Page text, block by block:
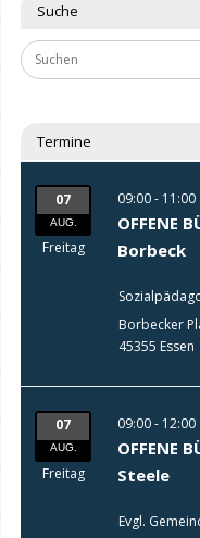
Suche
Termine
07
AUG.
Freitag
09:00 - 11:00
OFFENE
Borbeck
Borbecker
45355 Essen
07
AUG.
Freitag
09:00 - 12:00
OFFENE
Steele
Evgl.